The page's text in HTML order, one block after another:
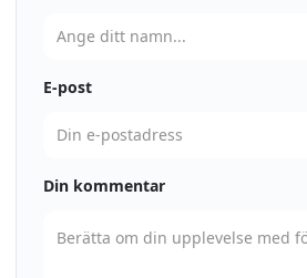
E-post
Din kommentar